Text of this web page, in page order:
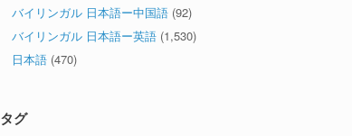
バイリンガル 日本語ー中国語 (92)
バイリンガル 日本語ー英語 (1,530)
日本語 (470)
タグ